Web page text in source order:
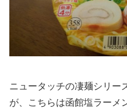
ニュータッチの凄麺シリー
が、こちらは函館塩ラーメ